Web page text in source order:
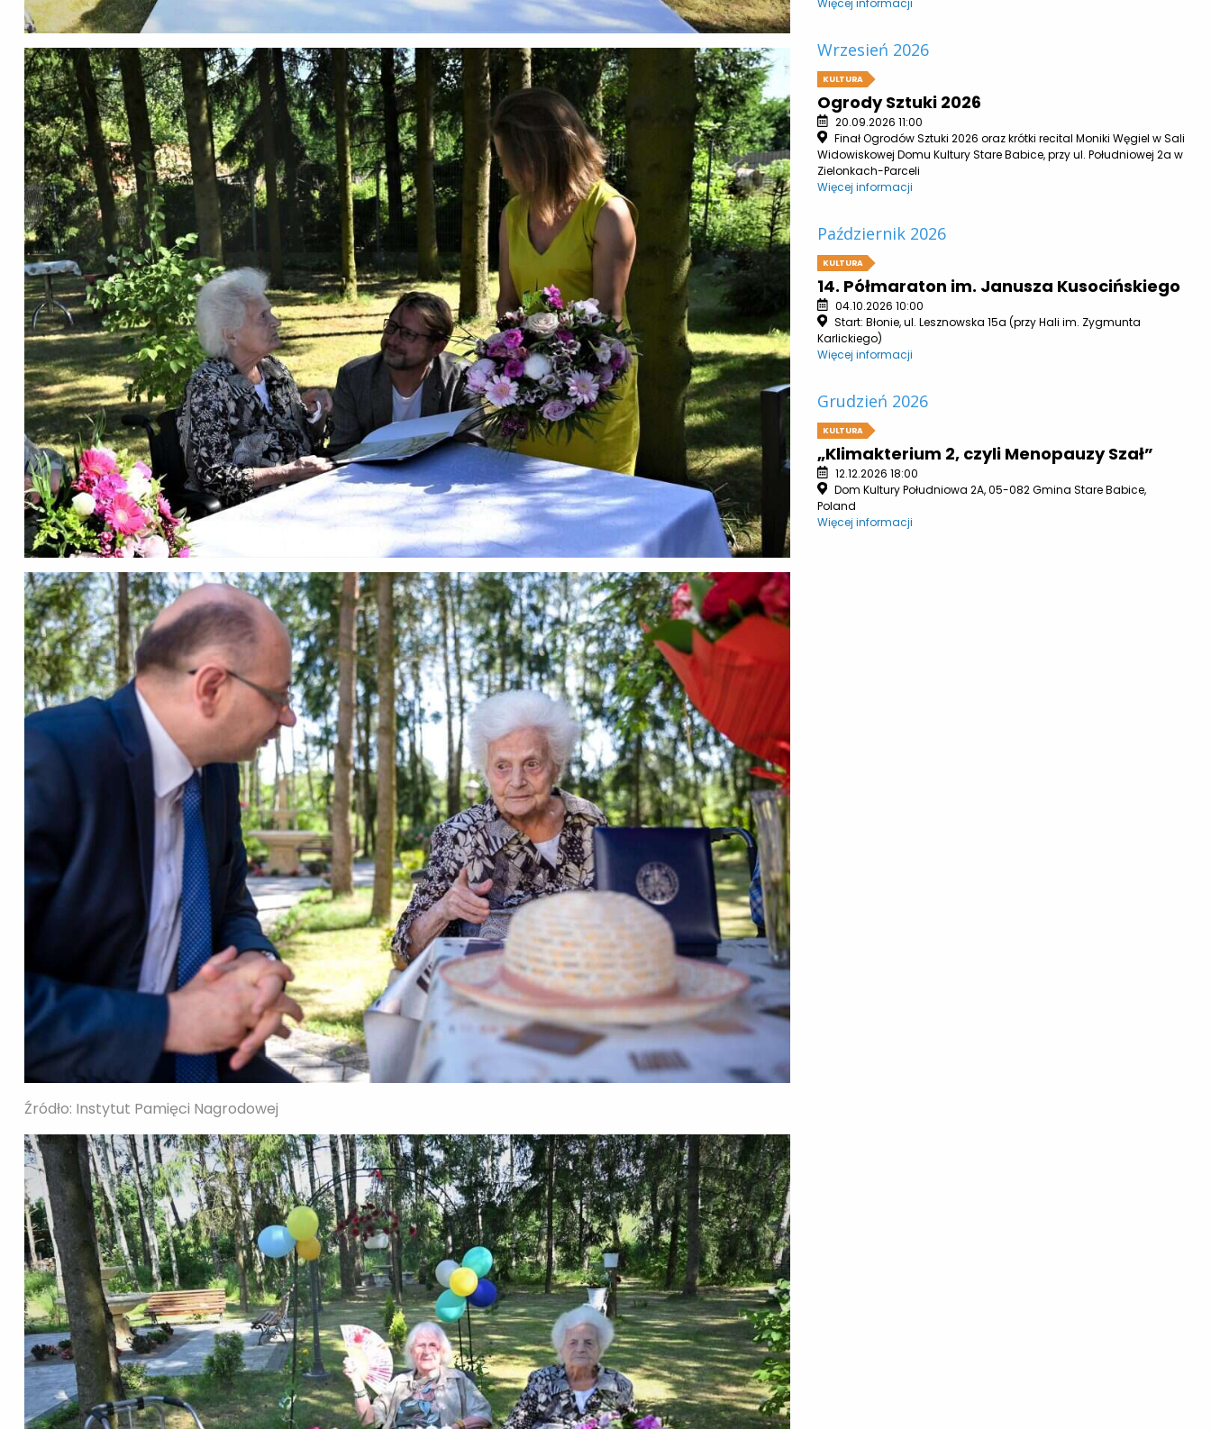
Źródło: Instytut Pamięci Nagrodowej
Wrzesień 2026
KULTURA
Ogrody Sztuki 2026
20.09.2026 11:00
Finał Ogrodów Sztuki 2026 oraz krótki recital Moniki Węgiel w Sali
Widowiskowej Domu Kultury Stare Babice, przy ul. Południowej 2a w
Zielonkach-Parceli
Więcej informacji
Październik 2026
KULTURA
14. Półmaraton im. Janusza Kusocińskiego
04.10.2026 10:00
Start: Błonie, ul. Lesznowska 15a (przy Hali im. Zygmunta
Karlickiego)
Więcej informacji
Grudzień 2026
KULTURA
„Klimakterium 2, czyli Menopauzy Szał”
12.12.2026 18:00
Dom Kultury Południowa 2A, 05-082 Gmina Stare Babice,
Poland
Więcej informacji